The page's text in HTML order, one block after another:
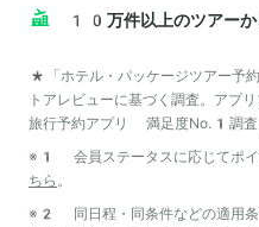
10万件以上のツアーか
*「ホテル・パッケージツアー予
トアレビューに基づく調査。
旅行予約アプリ 満足度No.1調査
※1 会員ステータスに応じてポイ
ちら 。
※2 同日程・同条件などの適用条